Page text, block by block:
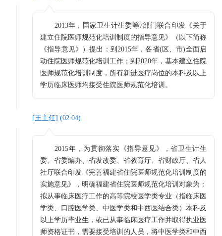
2013年，国家卫生计生委等7部门联合印发《关于
建立住院医师规范化培训制度的指导意见》（以下简称
《指导意见》）提出：到2015年，各省(区、市)全面启
动住院医师规范化培训工作；到2020年，基本建立住院
医师规范化培训制度，所有新进医疗岗位的本科及以上
学历临床医师均接受住院医师规范化培训。
[王主任] (02:04)
2015年，为贯彻落实《指导意见》，省卫生计生
委、省委编办、省发改委、省教育厅、省财政厅、省人
社厅联合印发《完善福建省住院医师规范化培训制度的
实施意见》，明确福建省住院医师规范化培训对象为：
拟从事临床医疗工作的高等院校医学类专业（指临床医
学类、口腔医学类、中医学类和中西医结合类）本科及
以上学历毕业生，或已从事临床医疗工作并取得执业医
师资格证书，需要接受培训的人员，将中医学类和中西